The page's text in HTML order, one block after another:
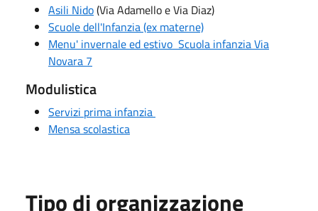
Asili Nido(Via Adamello e Via Diaz)
Scuole dell'Infanzia (ex materne)
Menu' invernale ed estivo Scuola infanzia Via
Novara 7
Modulistica
Servizi prima infanzia
Mensa scolastica
Tipo di organizzazione